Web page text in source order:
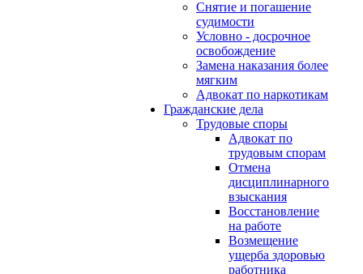
Снятие и погашение
судимости
Условно - досрочное
освобождение
Замена наказания более
мягким
Адвокат по наркотикам
Гражданские дела
Трудовые споры
Адвокат по
трудовым спорам
Отмена
дисциплинарного
взыскания
Восстановление
на работе
Возмещение
ущерба здоровью
работника